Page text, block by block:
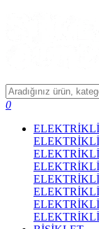
0
ELEKTRİKLİ